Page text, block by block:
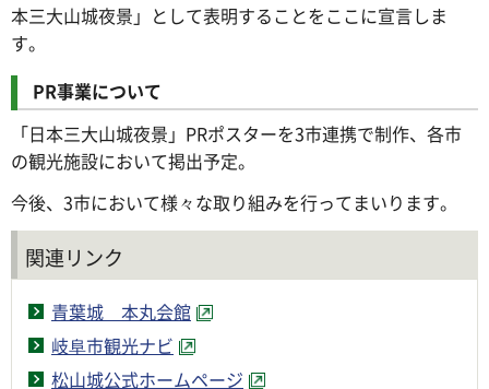
本三大山城夜景」として表明することをここに宣言しま
す。
PR事業について
「日本三大山城夜景」PRポスターを3市連携で制作、各市
の観光施設において掲出予定。
今後、3市において様々な取り組みを行ってまいります。
関連リンク
青葉城 本丸会館
岐阜市観光ナビ
松山城公式ホームページ